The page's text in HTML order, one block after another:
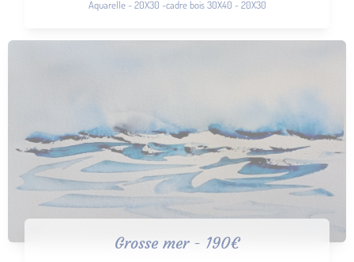
Aquarelle - 20X30 -cadre bois 30X40 - 20X30
Grosse mer - 190€